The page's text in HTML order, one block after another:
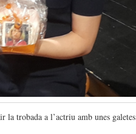
trobada a l’actriu amb unes galetes